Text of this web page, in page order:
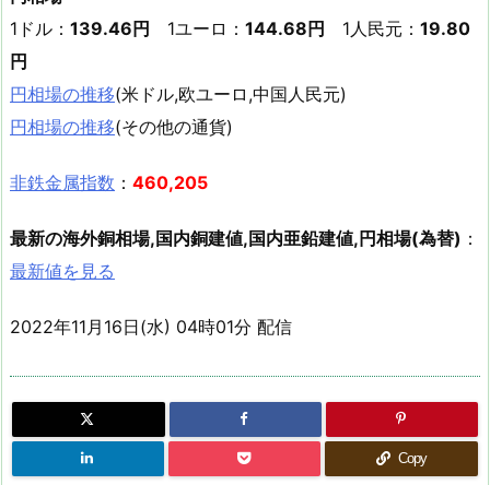
1ドル： 139.46円 1ユーロ： 144.68円 1人民元： 19.80
円
円相場の推移(米ドル,欧ユーロ,中国人民元)
円相場の推移(その他の通貨)
非鉄金属指数 ： 460,205
最新の海外銅相場,国内銅建値,国内亜鉛建値,円相場(為替) ：
最新値を見る
2022年11月16日(水) 04時01分 配信
Copy